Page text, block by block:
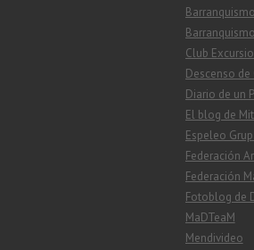
Club
Descenso de
Diario de un
El blog de
Espeleo
Federación
Federación
Fotoblog de
MaDTeaM
Mendivideo